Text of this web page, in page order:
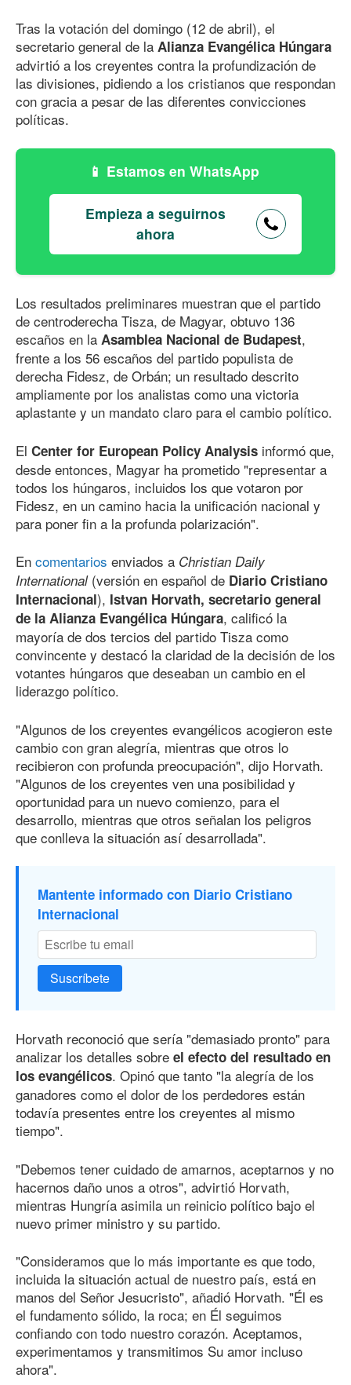
Tras la votación del domingo (12 de abril), el
secretario general de la Alianza Evangélica Húngara
advirtió a los creyentes contra la profundización de
las divisiones, pidiendo a los cristianos que respondan
con gracia a pesar de las diferentes convicciones
políticas.
Estamos en WhatsApp
Empieza a seguirnos
ahora
Los resultados preliminares muestran que el partido
de centroderecha Tisza, de Magyar, obtuvo 136
escaños en la Asamblea Nacional de Budapest,
frente a los 56 escaños del partido populista de
derecha Fidesz, de Orbán; un resultado descrito
ampliamente por los analistas como una victoria
aplastante y un mandato claro para el cambio político.
El Center for European Policy Analysis informó que,
desde entonces, Magyar ha prometido "representar a
todos los húngaros, incluidos los que votaron por
Fidesz, en un camino hacia la unificación nacional y
para poner fin a la profunda polarización".
En comentarios enviados a Christian Daily
International (versión en español de Diario Cristiano
Internacional), Istvan Horvath, secretario general
de la Alianza Evangélica Húngara, calificó la
mayoría de dos tercios del partido Tisza como
convincente y destacó la claridad de la decisión de los
votantes húngaros que deseaban un cambio en el
liderazgo político.
"Algunos de los creyentes evangélicos acogieron este
cambio con gran alegría, mientras que otros lo
recibieron con profunda preocupación", dijo Horvath.
"Algunos de los creyentes ven una posibilidad y
oportunidad para un nuevo comienzo, para el
desarrollo, mientras que otros señalan los peligros
que conlleva la situación así desarrollada".
Mantente informado con Diario Cristiano
Internacional
Suscríbete
Horvath reconoció que sería "demasiado pronto" para
analizar los detalles sobre el efecto del resultado en
los evangélicos. Opinó que tanto "la alegría de los
ganadores como el dolor de los perdedores están
todavía presentes entre los creyentes al mismo
tiempo".
"Debemos tener cuidado de amarnos, aceptarnos y no
hacernos daño unos a otros", advirtió Horvath,
mientras Hungría asimila un reinicio político bajo el
nuevo primer ministro y su partido.
"Consideramos que lo más importante es que todo,
incluida la situación actual de nuestro país, está en
manos del Señor Jesucristo", añadió Horvath. "Él es
el fundamento sólido, la roca; en Él seguimos
confiando con todo nuestro corazón. Aceptamos,
experimentamos y transmitimos Su amor incluso
ahora".